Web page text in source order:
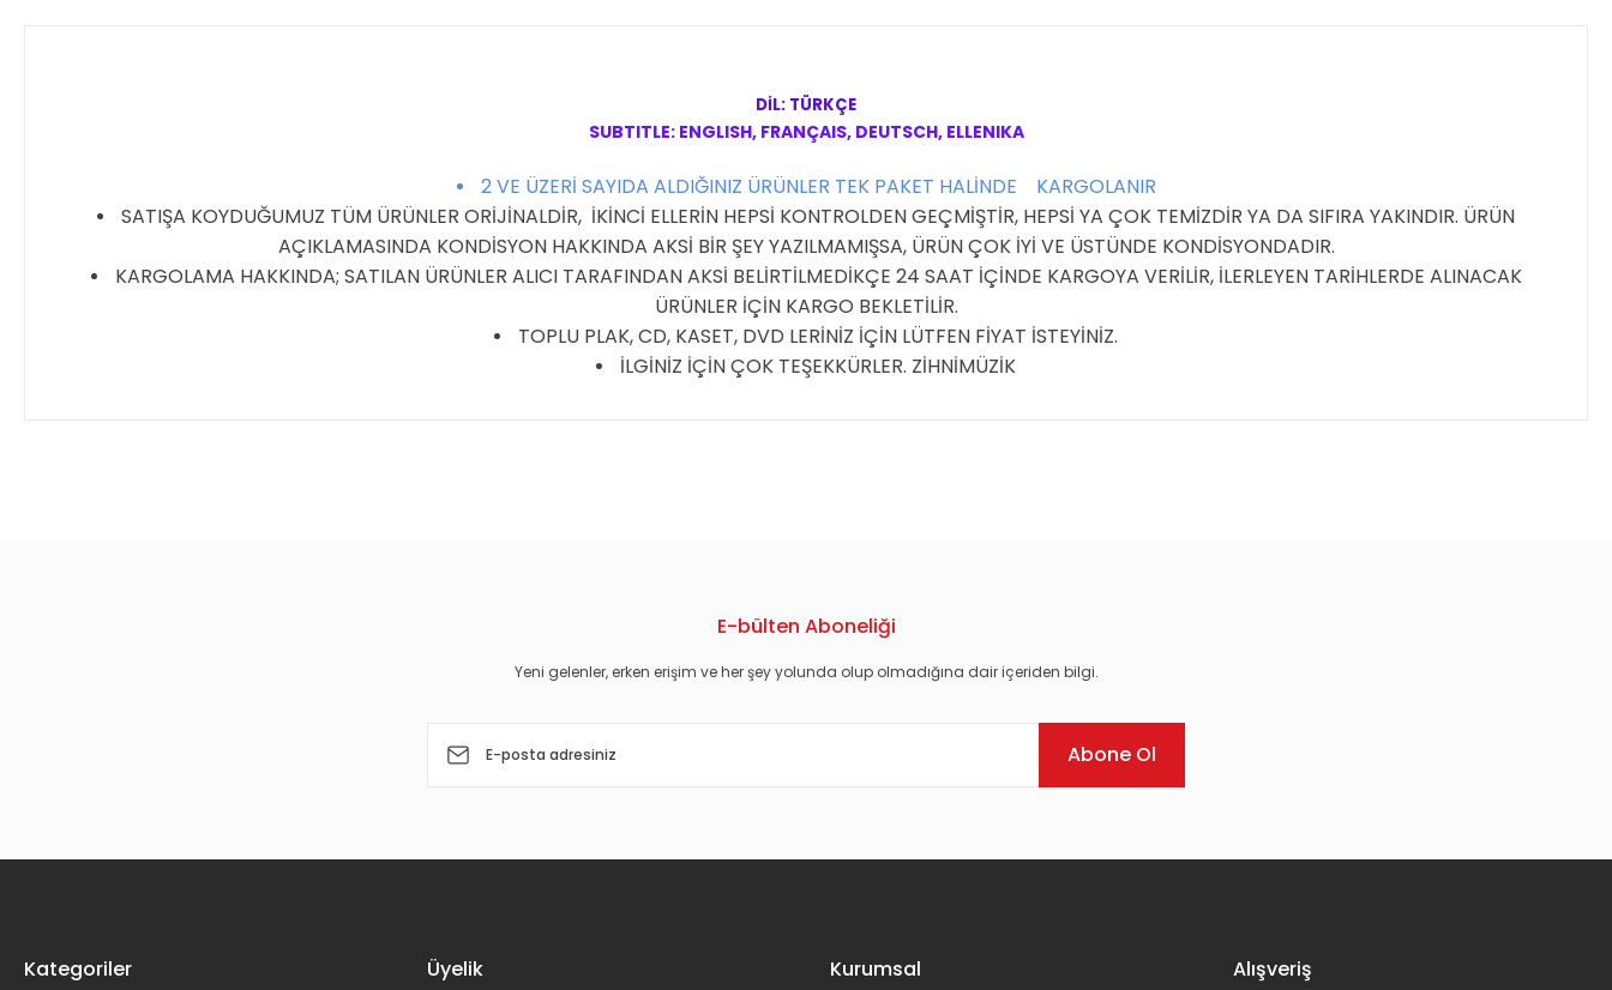
DİL: TÜRKÇE
SUBTITLE: ENGLISH, FRANÇAIS, DEUTSCH, ELLENIKA
2 VE ÜZERİ SAYIDA ALDIĞINIZ ÜRÜNLER TEK PAKET HALİNDE KARGOLANIR
SATIŞA KOYDUĞUMUZ TÜM ÜRÜNLER ORİJİNALDİR, İKİNCİ ELLERİN HEPSİ KONTROLDEN GEÇMİŞTİR, HEPSİ YA ÇOK TEMİZDİR YA DA SIFIRA YAKINDIR. ÜRÜN
AÇIKLAMASINDA KONDİSYON HAKKINDA AKSİ BİR ŞEY YAZILMAMIŞSA, ÜRÜN ÇOK İYİ VE ÜSTÜNDE KONDİSYONDADIR.
KARGOLAMA HAKKINDA; SATILAN ÜRÜNLER ALICI TARAFINDAN AKSİ BELİRTİLMEDİKÇE 24 SAAT İÇİNDE KARGOYA VERİLİR, İLERLEYEN TARİHLERDE ALINACAK
ÜRÜNLER İÇİN KARGO BEKLETİLİR.
TOPLU PLAK, CD, KASET, DVD LERİNİZ İÇİN LÜTFEN FİYAT İSTEYİNİZ.
İLGİNİZ İÇİN ÇOK TEŞEKKÜRLER. ZİHNİMÜZİK
E-bülten Aboneliği
Yeni gelenler, erken erişim ve her şey yolunda olup olmadığına dair içeriden bilgi.
Abone Ol
Kategoriler Üyelik Kurumsal Alışveriş